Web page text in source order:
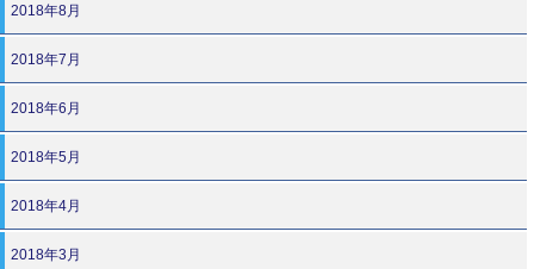
2018年8月
2018年7月
2018年6月
2018年5月
2018年4月
2018年3月